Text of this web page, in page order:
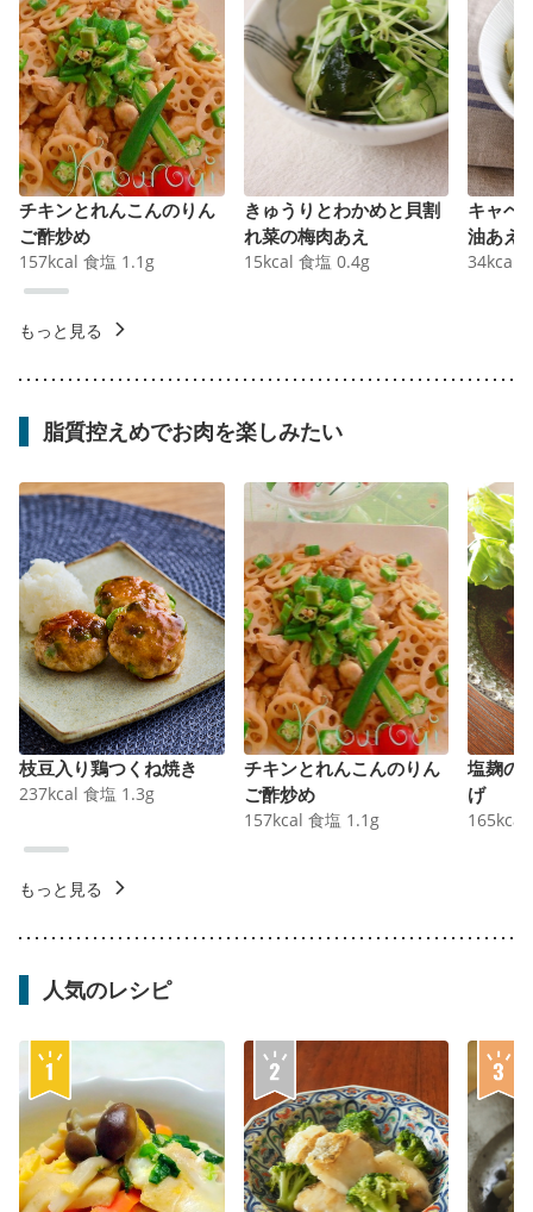
チキンとれんこんのりん
ご酢炒め
157kcal 食塩 1.1 g
きゅうりとわかめと貝割
れ菜の梅肉あえ
15kcal 食塩 0.4g
キャベ
油あえ
34kcal
もっと見る
脂質控えめでお肉を楽しみたい
枝豆入り鶏つくね焼き
237kcal 食塩 1.3g
チキンとれんこんのりん
ご酢炒め
157kcal 食塩 1.1 g
塩麹の
げ
165kcal
もっと見る
人気のレシピ